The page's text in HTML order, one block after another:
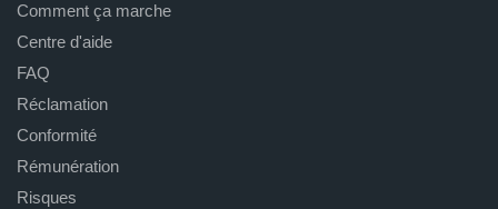
Comment ça marche
Centre d'aide
FAQ
Réclamation
Conformité
Rémunération
Risques